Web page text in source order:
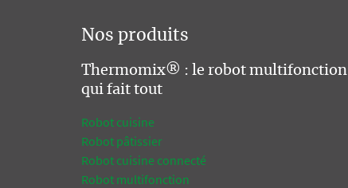
Nos produits
Thermomix® : le robot multifonction
qui fait tout
Robot cuisine
Robot pâtissier
Robot cuisine connecté
Robot multifonction